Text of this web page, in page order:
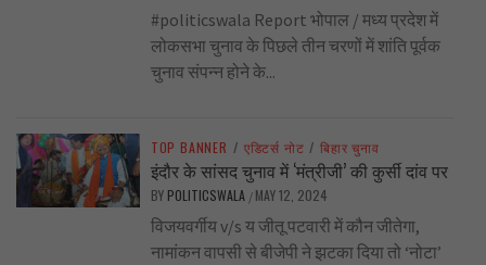
#politicswala Report भोपाल / मध्य प्रदेश में
लोकसभा चुनाव के पिछले तीन चरणों में शांति पूर्वक
चुनाव संपन्न होने के...
TOP BANNER / एडिटर्स नोट / बिहार चुनाव
इंदौर के सांसद चुनाव में ‘मंत्रीजी’ की कुर्सी दांव पर
BY POLITICSWALA / MAY 12, 2024
विजयवर्गीय v/s य जीतू पटवारी में कौन जीतेगा,
नामांकन वापसी से बीजेपी ने झटका दिया तो ‘नोटा’